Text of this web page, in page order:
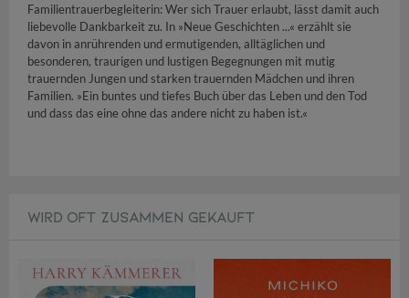
Familientrauerbegleiterin: Wer sich Trauer erlaubt, lässt damit auch
liebevolle Dankbarkeit zu. In »Neue Geschichten ...« erzählt sie
davon in anrührenden und ermutigenden, alltäglichen und
besonderen, traurigen und lustigen Begegnungen mit mutig
trauernden Jungen und starken trauernden Mädchen und ihren
Familien. »Ein buntes und tiefes Buch über das Leben und den Tod
und dass das eine ohne das andere nicht zu haben ist.«
WIRD OFT ZUSAMMEN GEKAUFT